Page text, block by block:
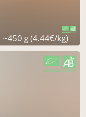
~450 g (4.44€/kg)
CERTIFIÉ PAR FR-BIO-10
AGRICULTURE FRANCE